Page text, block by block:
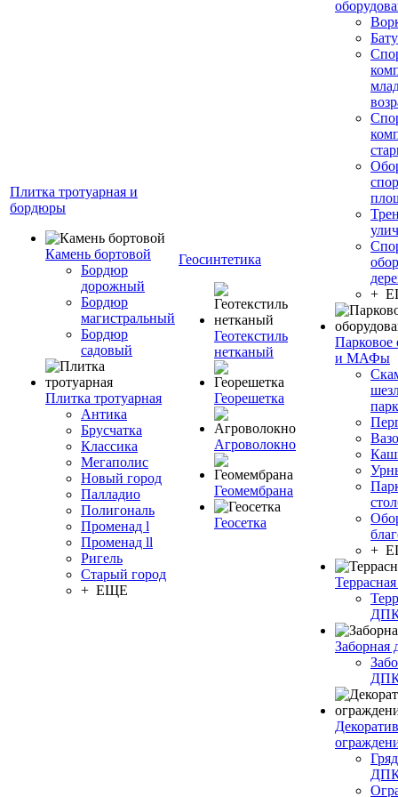
Плитка тротуарная и
бордюры
Камень бортовой
Бордюр
дорожный
Бордюр
магистральный
Бордюр
садовый
Плитка тротуарная
Антика
Брусчатка
Классика
Мегаполис
Новый город
Палладио
Полигональ
Променад l
Променад ll
Ригель
Старый город
+ ЕЩЕ
Геосинтетика
Геотекстиль
нетканый
Георешетка
Агроволокно
Геомембрана
Геосетка
+
Парковое
и МАФы
+
Заборная